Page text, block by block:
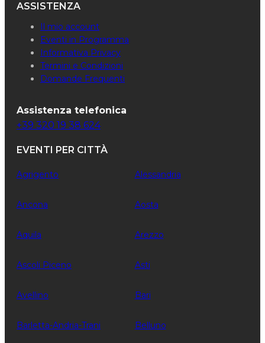
ASSISTENZA
Il mio account
Eventi in Programma
Informativa Privacy
Termini e Condizioni
Domande Frequenti
Assistenza telefonica
+39 320 19 38 624
EVENTI PER CITTÀ
Agrigento Alessandria
Ancona Aosta
Aquila Arezzo
Ascoli Piceno Asti
Avellino Bari
Barletta-Andria-Trani Belluno